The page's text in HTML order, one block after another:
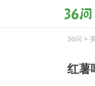
问
36问 >
红薯